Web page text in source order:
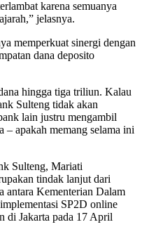
karena semuanya
jelasnya.
memperkuat sinergi dengan
dana deposito
hingga tiga triliun. Kalau
Sulteng tidak akan
lain justru mengambil
– apakah memang selama ini
Sulteng, Mariati
tindak lanjut dari
antara Kementerian Dalam
SP2D online
di Jakarta pada 17 April